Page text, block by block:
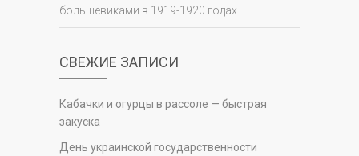
большевиками в 1919-1920 годах
СВЕЖИЕ ЗАПИСИ
Кабачки и огурцы в рассоле — быстрая
закуска
День украинской государственности